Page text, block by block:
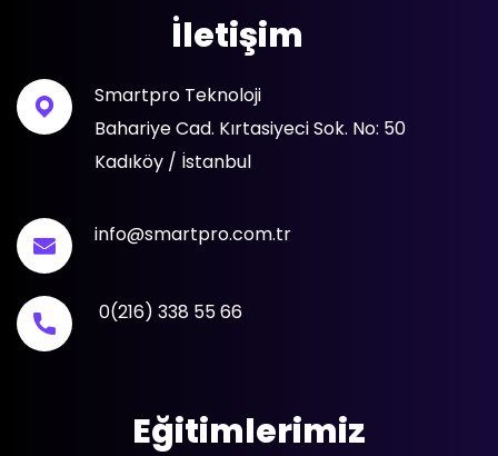
İletişim
Smartpro Teknoloji
Bahariye Cad. Kırtasiyeci Sok. No: 50
Kadıköy / İstanbul
info@smartpro.com.tr
0(216) 338 55 66
Eğitimlerimiz